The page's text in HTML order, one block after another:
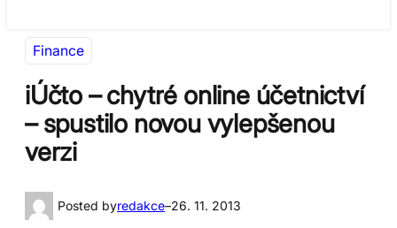
Finance
iÚčto – chytré online účetnictví
– spustilo novou vylepšenou
verzi
Posted byredakce–26. 11. 2013